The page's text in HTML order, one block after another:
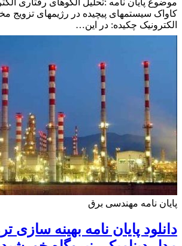
پایان نامه :تحلیل الگوهای رفتاری
سیستمهای پیچیده در رژیمهای تزویج مختلف
چکیده: در این…
نامه مهندسی برق
پایان نامه بهینه سازی